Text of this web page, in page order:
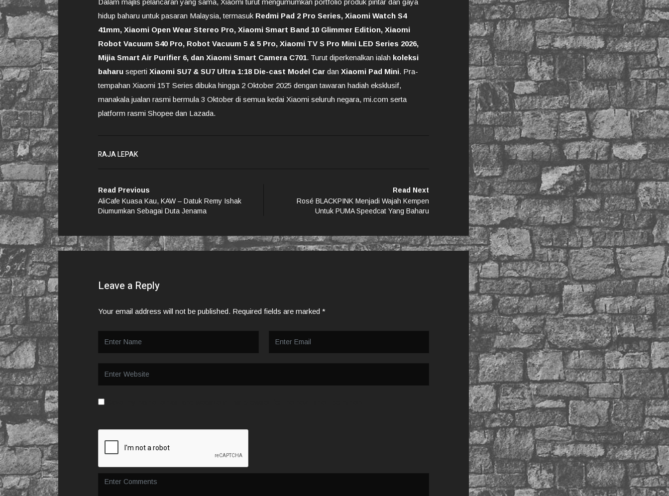
hidup baharu untuk pasaran Malaysia, termasuk Redmi Pad 2 Pro Series, Xiaomi Watch S4
41mm, Xiaomi Open Wear Stereo Pro, Xiaomi Smart Band 10 Glimmer Edition, Xiaomi
Robot Vacuum S40 Pro, Robot Vacuum 5 & 5 Pro, Xiaomi TV S Pro Mini LED Series 2026,
Mijia Smart Air Purifier 6, dan Xiaomi Smart Camera C701. Turut diperkenalkan ialah koleksi
baharu seperti Xiaomi SU7 & SU7 Ultra 1:18 Die-cast Model Car dan Xiaomi Pad Mini. Pra-
tempahan Xiaomi 15T Series dibuka hingga 2 Oktober 2025 dengan tawaran hadiah eksklusif,
manakala jualan rasmi bermula 3 Oktober di semua kedai Xiaomi seluruh negara, mi.com serta
platform rasmi Shopee dan Lazada.
RAJA LEPAK
Read Previous
AliCafe Kuasa Kau, KAW – Datuk Remy Ishak
Diumumkan Sebagai Duta Jenama
Read Next
Rosé BLACKPINK Menjadi Wajah Kempen
Untuk PUMA Speedcat Yang Baharu
Leave a Reply
Your email address will not be published. Required fields are marked *